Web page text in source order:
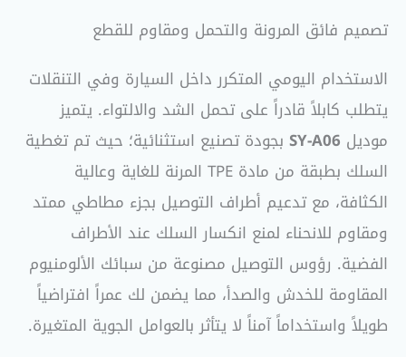
تصميم فائق المرونة والتحمل ومقاوم للقطع
الاستخدام اليومي المتكرر داخل السيارة وفي التنقلات
يتطلب كابلاً قادراً على تحمل الشد والالتواء. يتميز
موديل SY-A06 بجودة تصنيع استثنائية؛ حيث تم تغطية
السلك بطبقة من مادة TPE المرنة للغاية وعالية
الكثافة، مع تدعيم أطراف التوصيل بجزء مطاطي ممتد
ومقاوم للانحناء لمنع انكسار السلك عند الأطراف
الفضية. رؤوس التوصيل مصنوعة من سبائك الألومنيوم
المقاومة للخدش والصدأ، مما يضمن لك عمراً افتراضياً
طويلاً واستخداماً آمناً لا يتأثر بالعوامل الجوية المتغيرة.